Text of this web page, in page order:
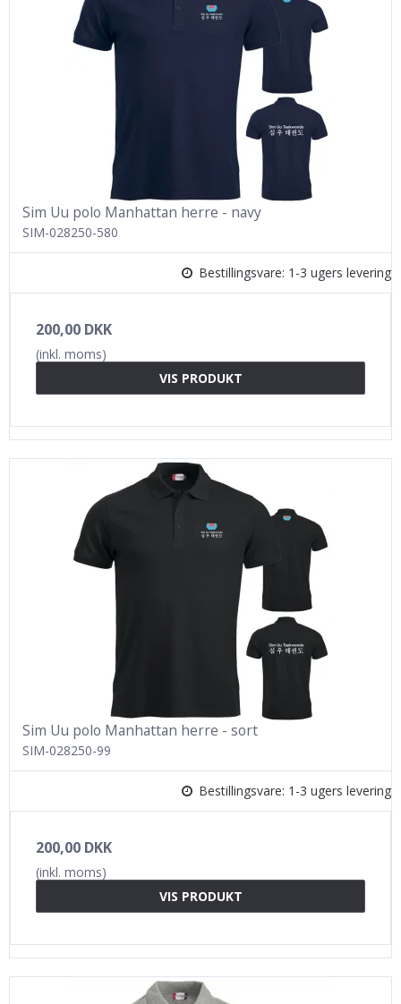
Sim Uu polo Manhattan herre - navy
SIM-028250-580
Bestillingsvare: 1-3 ugers levering
200,00 DKK
(inkl. moms)
VIS PRODUKT
Sim Uu polo Manhattan herre - sort
SIM-028250-99
Bestillingsvare: 1-3 ugers levering
200,00 DKK
(inkl. moms)
VIS PRODUKT